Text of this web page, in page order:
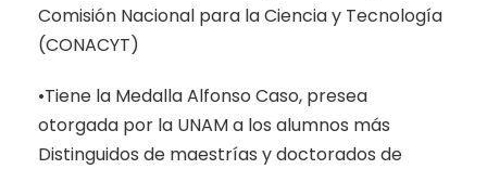
Comisión Nacional para la Ciencia y Tecnología
(CONACYT)
•Tiene la Medalla Alfonso Caso, presea
otorgada por la UNAM a los alumnos más
Distinguidos de maestrías y doctorados de